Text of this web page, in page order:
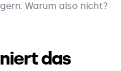
Warum also nicht?
das